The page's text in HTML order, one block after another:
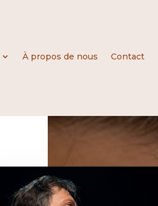
À propos de nous Contact